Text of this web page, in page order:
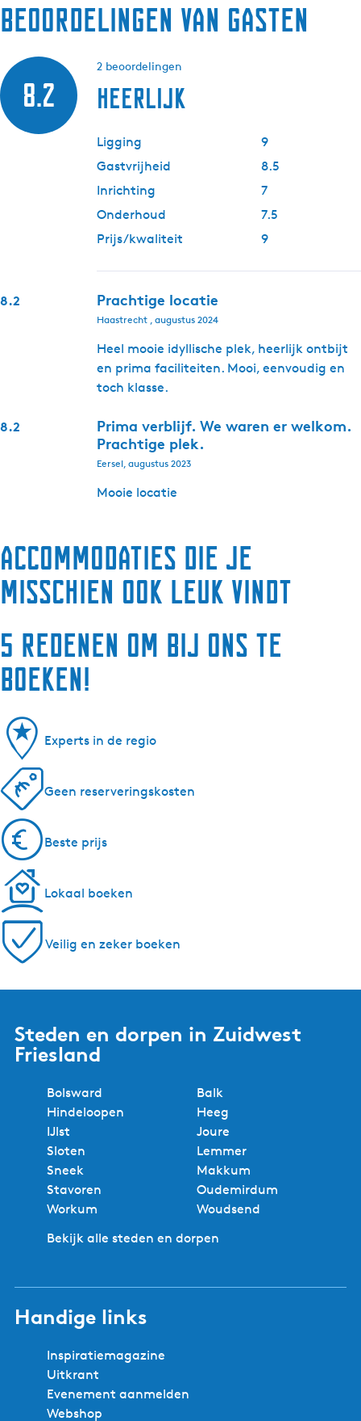
Beoordelingen van gasten
8.2
2 beoordelingen
Heerlijk
Ligging
9
Gastvrijheid
8.5
Inrichting
7
Onderhoud
7.5
Prijs/kwaliteit
9
8.2 Prachtige locatie
Haastrecht , augustus 2024
Heel mooie idyllische plek, heerlijk ontbijt
en prima faciliteiten. Mooi, eenvoudig en
toch klasse.
8.2
Prima verblijf. We waren er welkom.
Prachtige plek.
Eersel, augustus 2023
Mooie locatie
Accommodaties die je
misschien ook leuk vindt
5 redenen om bij ons te
boeken!
Experts in de regio
Geen reserveringskosten
Beste prijs
Lokaal boeken
Veilig en zeker boeken
Steden en dorpen in Zuidwest
Friesland
Bolsward
Balk
Hindeloopen
Heeg
IJlst
Joure
Sloten
Lemmer
Sneek
Makkum
Stavoren
Oudemirdum
Workum
Woudsend
Bekijk alle steden en dorpen
Handige links
Inspiratiemagazine
Uitkrant
Evenement aanmelden
Webshop